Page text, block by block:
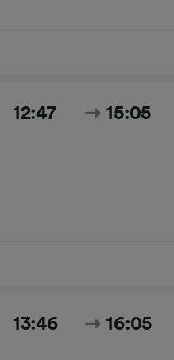
12:47 15:05
13:46 16:05